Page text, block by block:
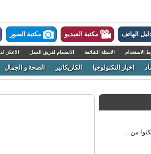
الهاتف مكتبة الفيديو مكتبة الصور
الاسئلة الشائعة الانضمام لفريق العمل الاعلان لدينا
اخبار التكنولوجيا الكاريكاتير الصحة و الجمال
من ...